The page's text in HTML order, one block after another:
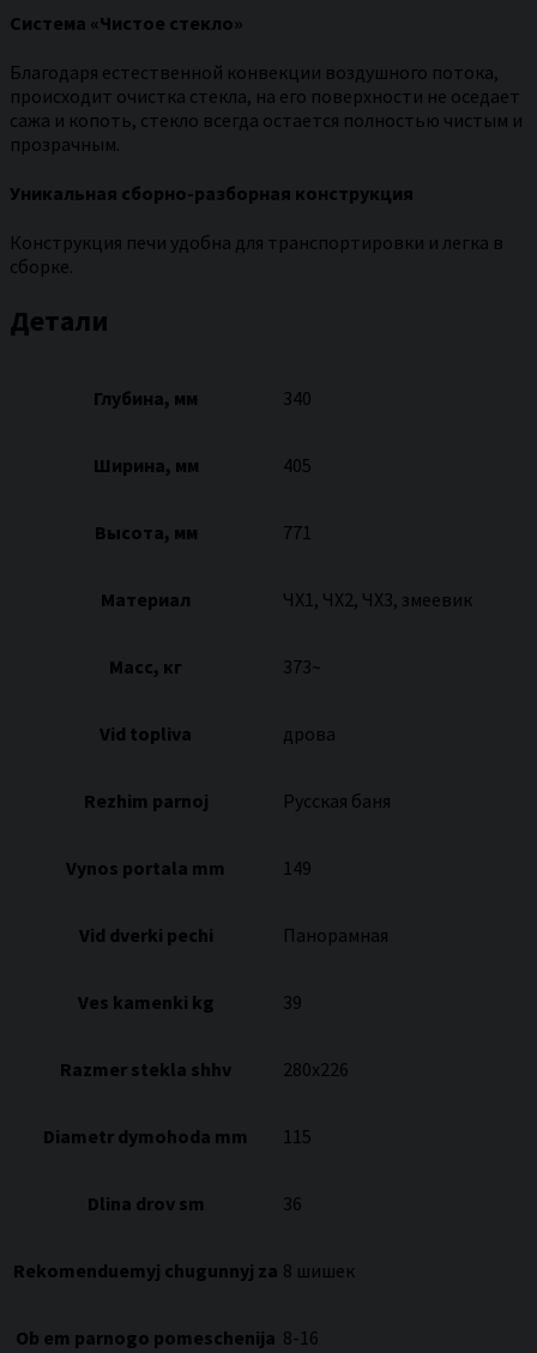
Система «Чистое стекло»
Благодаря естественной конвекции воздушного потока,
происходит очистка стекла, на его поверхности не оседает
сажа и копоть, стекло всегда остается полностью чистым и
прозрачным.
Уникальная сборно-разборная конструкция
Конструкция печи удобна для транспортировки и легка в
сборке.
Детали
Глубина, мм 340
Ширина, мм 405
Высота, мм 771
Материал ЧХ1, ЧХ2, ЧХ3, змеевик
Масс, кг 373~
Vid topliva дрова
Rezhim parnoj Русская баня
Vynos portala mm 149
Vid dverki pechi Панорамная
Ves kamenki kg 39
Razmer stekla shhv 280х226
Diametr dymohoda mm 115
Dlina drov sm 36
Rekomenduemyj chugunnyj za 8 шишек
Ob em parnogo pomeschenija 8-16